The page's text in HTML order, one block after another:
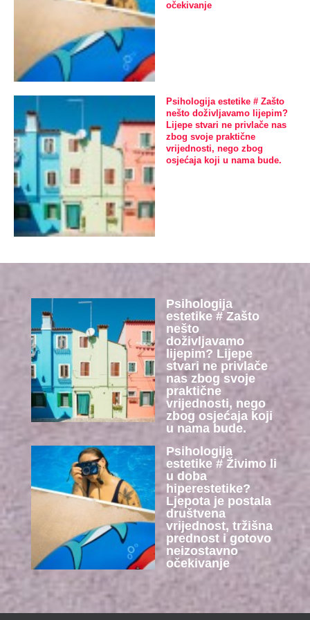
očekivanje
Psihologija estetike # Zašto
nešto doživljavamo lijepim?
Lijepe stvari ne privlače nas
zbog svoje praktične
vrijednosti, nego zbog
osjećaja koji u nama bude.
Psihologija
estetike # Zašto
nešto
doživljavamo
lijepim? Lijepe
stvari ne privlače
nas zbog svoje
praktične
vrijednosti, nego
zbog osjećaja koji
u nama bude.
Psihologija
estetike # Živimo li
u doba
hiperestetike?
Ljepota je postala
društvena
vrijednost, tržišna
prednost i gotovo
neizostavno
očekivanje